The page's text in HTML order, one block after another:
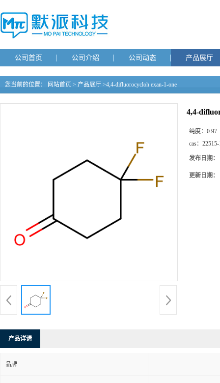
公司首页 公司介绍 公司动态 产品展厅
您当前的位置： 网站首页 > 产品展厅 >4,4-difluorocycloh exan-1-one
4,4-
纯度： 0.97
cas：
发布日期：
更新日期：
产品详请
品牌